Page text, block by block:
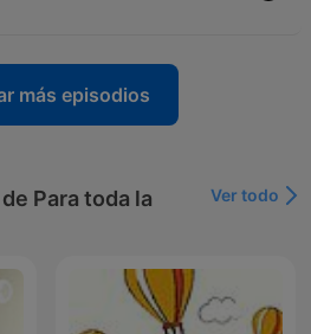
más episodios
Para toda la
Ver todo